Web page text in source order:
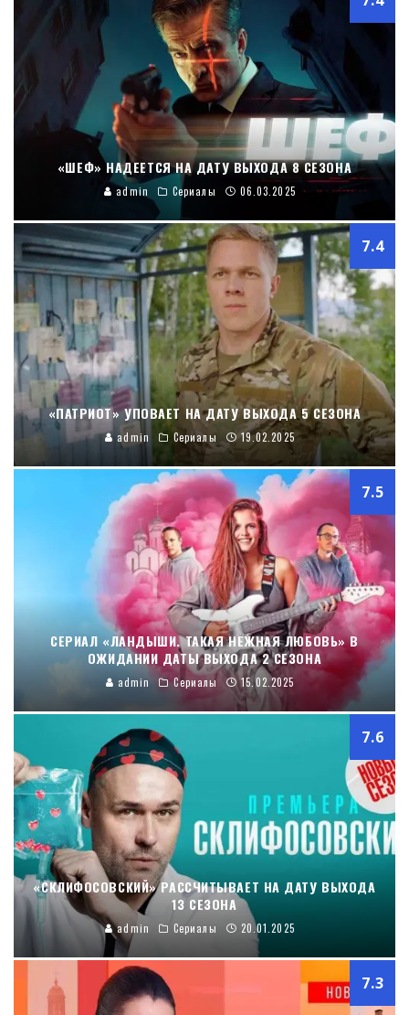
«ШЕФ» НАДЕЕТСЯ НА ДАТУ ВЫХОДА 8 СЕЗОНА
admin Сериалы 06.03.2025
7.4
«ПАТРИОТ» УПОВАЕТ НА ДАТУ ВЫХОДА 5 СЕЗОНА
admin Сериалы 19.02.2025
7.5
СЕРИАЛ «ЛАНДЫШИ. ТАКАЯ НЕЖНАЯ ЛЮБОВЬ» В
ОЖИДАНИИ ДАТЫ ВЫХОДА 2 СЕЗОНА
admin Сериалы 15.02.2025
7.6
«СКЛИФОСОВСКИЙ» РАССЧИТЫВАЕТ НА ДАТУ ВЫХОДА
13 СЕЗОНА
admin Сериалы 20.01.2025
7.3